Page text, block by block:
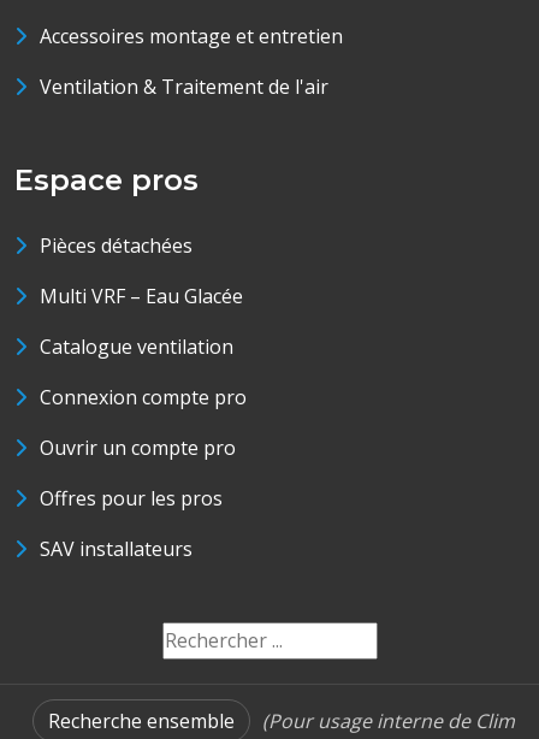
Accessoires montage et entretien
Ventilation & Traitement de l'air
Espace pros
Pièces détachées
Multi VRF – Eau Glacée
Catalogue ventilation
Connexion compte pro
Ouvrir un compte pro
Offres pour les pros
SAV installateurs
Recherche ensemble (Pour usage interne de Clim